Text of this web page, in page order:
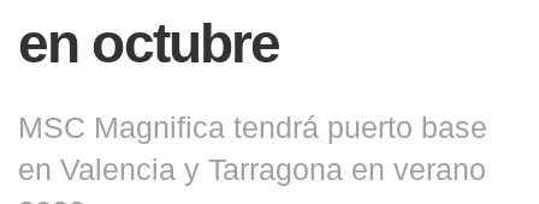
en octubre
MSC Magnifica tendrá puerto base
en Valencia y Tarragona en verano